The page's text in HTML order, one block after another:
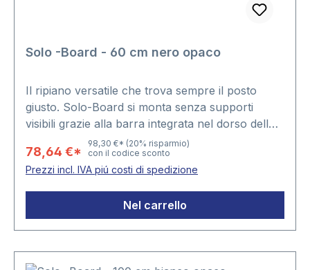
Solo -Board - 60 cm nero opaco
Il ripiano versatile che trova sempre il posto
giusto. Solo-Board si monta senza supporti
visibili grazie alla barra integrata nel dorso dello
spessore di 4 cm, che assicura un fissaggio
semplice e di sicuro effetto estetico.Articolo
disponibile solo in coppia.Colore nero
opacoLunghezza 60cmProfondità: 23 cm
78,64 €*
98,30 €* (20% risparmio)
con il codice sconto
Prezzi incl. IVA piú costi di spedizione
Nel carrello